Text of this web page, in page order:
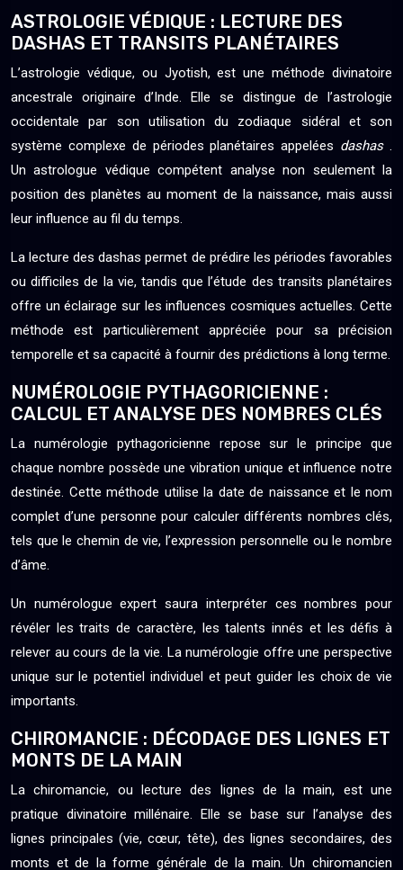
ASTROLOGIE VÉDIQUE : LECTURE DES
DASHAS ET TRANSITS PLANÉTAIRES
L’astrologie védique, ou Jyotish, est une méthode divinatoire
ancestrale originaire d’Inde. Elle se distingue de l’astrologie
occidentale par son utilisation du zodiaque sidéral et son
système complexe de périodes planétaires appelées dashas.
Un astrologue védique compétent analyse non seulement la
position des planètes au moment de la naissance, mais aussi
leur influence au fil du temps.
La lecture des dashas permet de prédire les périodes favorables
ou difficiles de la vie, tandis que l’étude des transits planétaires
offre un éclairage sur les influences cosmiques actuelles. Cette
méthode est particulièrement appréciée pour sa précision
temporelle et sa capacité à fournir des prédictions à long terme.
NUMÉROLOGIE PYTHAGORICIENNE :
CALCUL ET ANALYSE DES NOMBRES CLÉS
La numérologie pythagoricienne repose sur le principe que
chaque nombre possède une vibration unique et influence notre
destinée. Cette méthode utilise la date de naissance et le nom
complet d’une personne pour calculer différents nombres clés,
tels que le chemin de vie, l’expression personnelle ou le nombre
d’âme.
Un numérologue expert saura interpréter ces nombres pour
révéler les traits de caractère, les talents innés et les défis à
relever au cours de la vie. La numérologie offre une perspective
unique sur le potentiel individuel et peut guider les choix de vie
importants.
CHIROMANCIE : DÉCODAGE DES LIGNES ET
MONTS DE LA MAIN
La chiromancie, ou lecture des lignes de la main, est une
pratique divinatoire millénaire. Elle se base sur l’analyse des
lignes principales (vie, cœur, tête), des lignes secondaires, des
monts et de la forme générale de la main. Un chiromancien